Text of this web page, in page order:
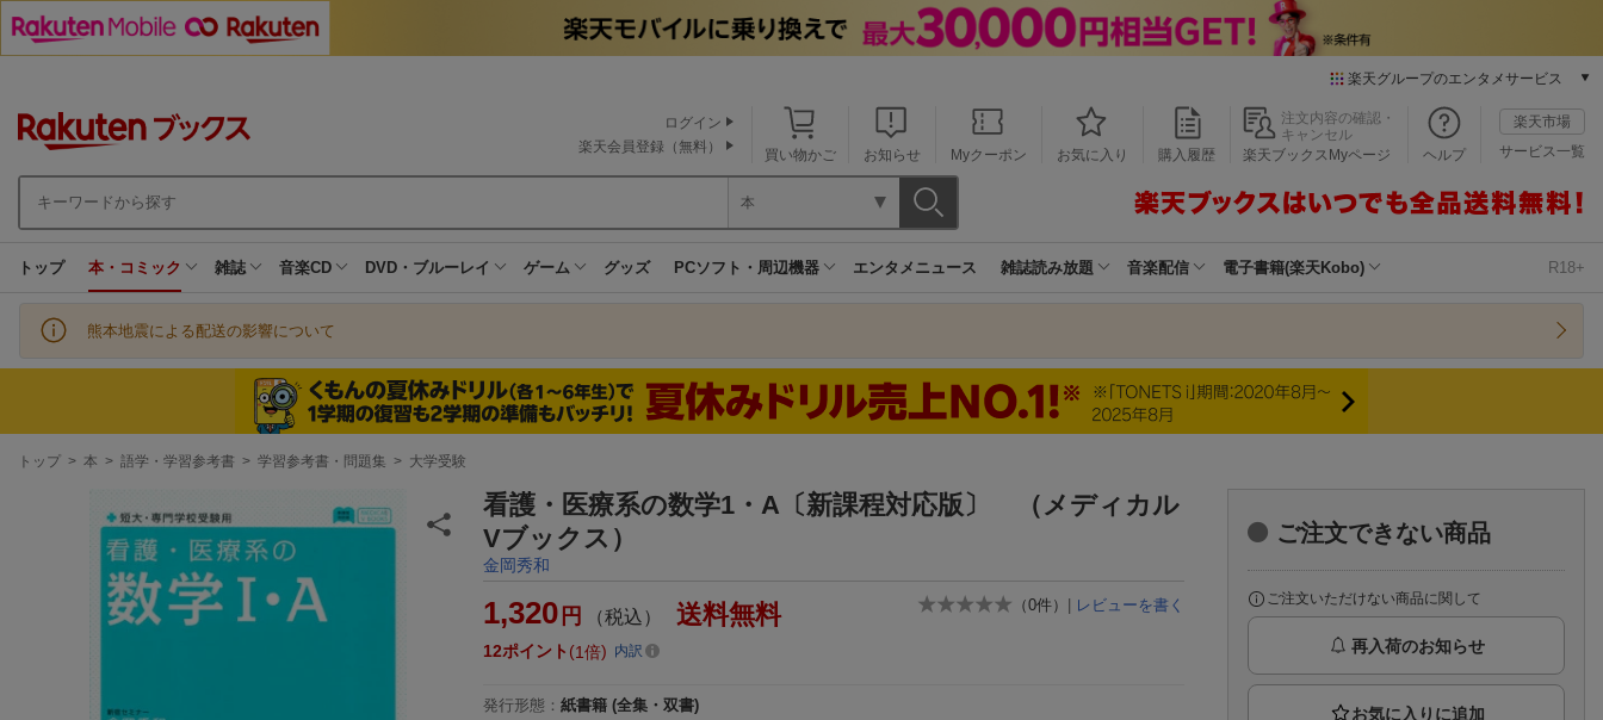
楽天グループのエンタメサービス
本/ゲーム/CD/DVD
楽天ブックス
楽天Kobo
楽天チケット
エンタメニュース
推し楽
買い物かご お知らせ Myクーポン お気に入り 購入履歴
注文内容の確認・
キャンセル
楽天ブックスMyページ
ヘルプ
楽天市場
サービス一覧
ログイン
楽天会員登録（無料）
本
トップ 本・コミック 雑誌 音楽CD DVD・ブルーレイ ゲーム グッズ PCソフト・周辺機器 エンタメニュース 雑誌読み放題 音楽配信 電子書籍(楽天Kobo) R18+
熊本地震による配送の影響について
現
トップ > 本 > 語学・学習参考書 > 学習参考書・問題集 > 大学受験
看護・医療系の数学1・A〔新課程対応版〕 （メディカル
Vブックス）
金岡秀和
（0件） | レビューを書く
1,320 円 （税込） 送料無料
12ポイント 1倍 内訳
発行形態 ： 紙書籍 (全集・双書)
ご注文できない商品
ご注文いただけない商品に関して
再入荷のお知らせ